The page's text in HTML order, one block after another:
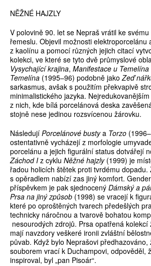
NĚŽNÉ HAJZLY
V polovině 90. let se Nepraš vrátil ke
řemeslu. Objevil možnosti elektroporcelánu
z kaolínu a pomocí různých jejich citací
kolekci, ve které se tyto dvě průmyslové
Vysychající krajina, Manifestace u Temelína
Temelína (1995–96) podobně jakoZeď
sarkasmus, avšak s použitím překvapivě
minimalistického jazyka.
z nich, kde bílá porcelánová deska
stojně nese jedinou rozsvícenou žárovku.
Následují Porcelánové bustya Torzo
ostentativně vycházejí z morfologie
porcelánu a jejich figurální status dotvářejí
Záchod I z cyklu Něžné hajzly (1999) je
řadou holicích štětek proti tvrdému dopadu.
s opěradlem nabízí zas jiný komfort.
příspěvkem je pak sjednocený Dámský a
Prsa na jiný způsob (1998) se vracejí k
které po oproštěných tvarech předešlých
technicky náročnou a tvarově bohatou
nesourodých zdrojů. Prsa opatřená kolekcí
mají navzdory veškeré ironii zvláštní
půvab. Když bylo Neprašovi předhazováno,
souborem vrací k Duchampovi, odpověděl,
inspiroval, byl „pan Pisoár“.